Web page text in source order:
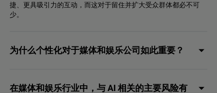
捷、更具吸引力的互动，而这对于留住并扩大受众群体都必不可
少。
为什么个性化对于媒体和娱乐公司如此重要？
在媒体和娱乐行业中，与 AI 相关的主要风险有